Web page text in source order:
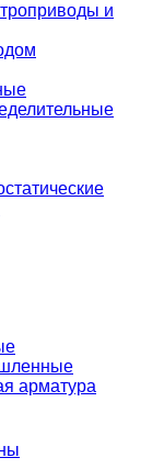
и
арматура